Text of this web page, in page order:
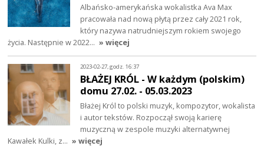
Albańsko-amerykańska wokalistka Ava Max
pracowała nad nową płytą przez cały 2021 rok,
który nazywa natrudniejszym rokiem swojego
życia. Następnie w 2022… » więcej
2023-02-27, godz. 16:37
BŁAŻEJ KRÓL - W każdym (polskim)
domu 27.02. - 05.03.2023
Błażej Król to polski muzyk, kompozytor, wokalista
i autor tekstów. Rozpoczął swoją karierę
muzyczną w zespole muzyki alternatywnej
Kawałek Kulki, z… » więcej